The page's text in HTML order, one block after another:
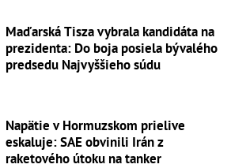
Maďarská Tisza vybrala kandidáta na
prezidenta: Do boja posiela bývalého
predsedu Najvyššieho súdu
Napätie v Hormuzskom prielive
eskaluje: SAE obvinili Irán z
raketového útoku na tanker